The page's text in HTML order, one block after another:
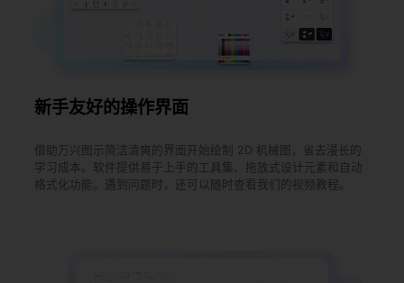
新手友好的操作界面
借助万兴图示简洁清爽的界面开始绘制 2D 机械图，省去漫长的
学习成本。软件提供易于上手的工具集、拖放式设计元素和自动
格式化功能。遇到问题时，还可以随时查看我们的视频教程。